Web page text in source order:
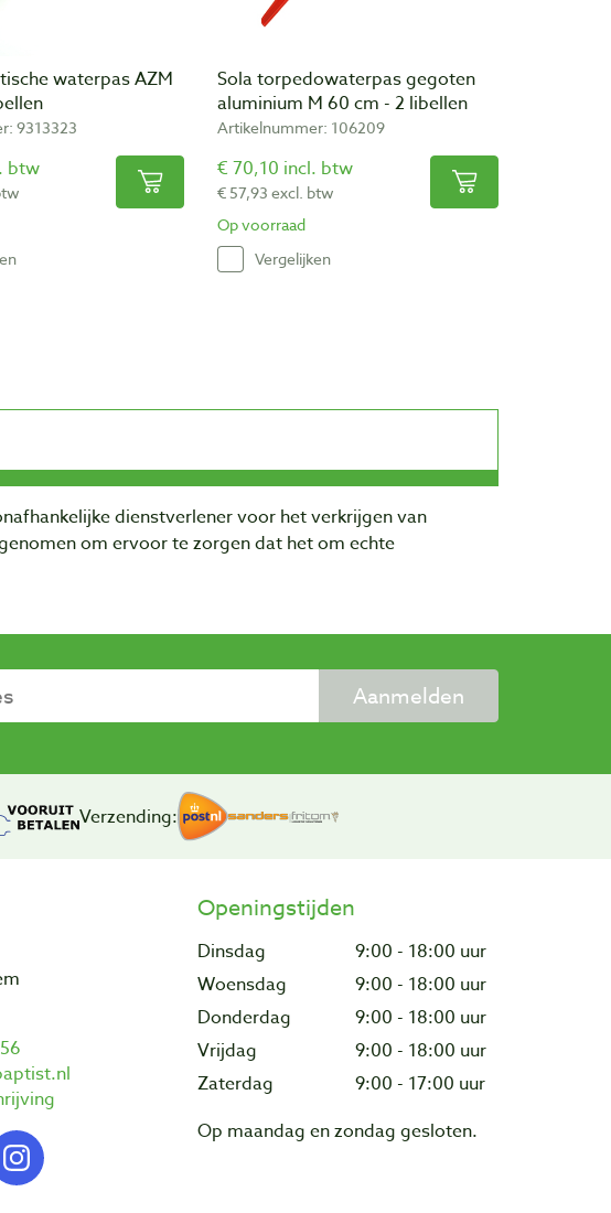
waterpas AZM
9313323
btw
Sola torpedowaterpas gegoten
aluminium M 60 cm - 2 libellen
Artikelnummer: 106209
€ 70,10 incl. btw
€ 57,93 excl. btw
Op voorraad
Vergelijken
dienstverlener voor het verkrijgen van
om ervoor te zorgen dat het om echte
Aanmelden
Verzending:
Openingstijden
Dinsdag
9:00 - 18:00 uur
Woensdag
9:00 - 18:00 uur
Donderdag
9:00 - 18:00 uur
Vrijdag
9:00 - 18:00 uur
Zaterdag
9:00 - 17:00 uur
Op maandag en zondag gesloten.